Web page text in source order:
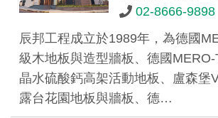
02-8666-9898
辰邦工程成立於1989年，為德國
級木地板與造型牆板、德國
晶水硫酸鈣高架活動地板、盧森堡
露台花園地板與牆板、德…